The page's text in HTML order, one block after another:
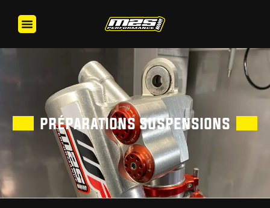
préparations suspensions